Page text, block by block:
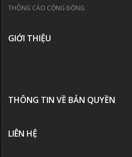
THÔNG CÁO CỘNG ĐỒNG
GIỚI THIỆU
THÔNG TIN VỀ BẢN QUYỀN
LIÊN HỆ